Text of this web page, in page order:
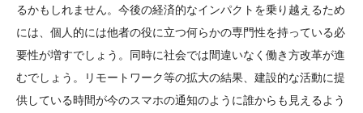
るかもしれません。今後の経済的なインパクトを乗り越えるため
には、個人的には他者の役に立つ何らかの専門性を持っている必
要性が増すでしょう。同時に社会では間違いなく働き方改革が進
むでしょう。リモートワーク等の拡大の結果、建設的な活動に提
供している時間が今のスマホの通知のように誰からも見えるよう